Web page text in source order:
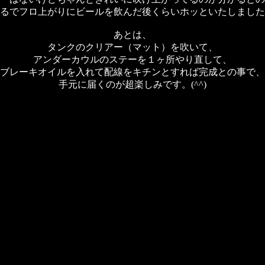
でフロ上がりにビールを飲んだ後くらいホッといたしまし
あとは、
タンクのクリアー（マット）を吹いて、
アンダーカウルのステーを１ヶ所やり直して、
ブレーキオイルを入れて配線をキチンとすれば完成との事で、
手元に届くのが超楽しみです。(^^)